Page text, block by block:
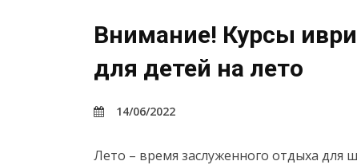
Внимание! Курсы
для детей на лето
14/06/2022
Лето – время заслуженного отдыха для